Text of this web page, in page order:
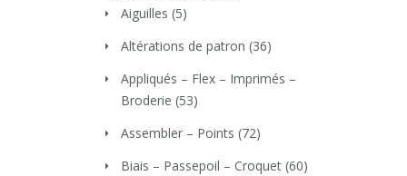
Aiguilles (5)
Altérations de patron (36)
Appliqués – Flex – Imprimés –
Broderie (53)
Assembler – Points (72)
Biais – Passepoil – Croquet (60)